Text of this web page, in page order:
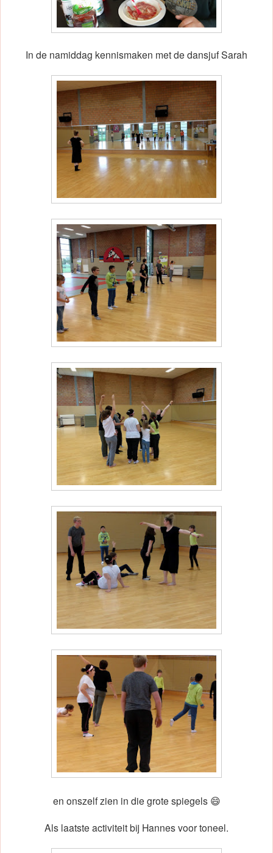
In de namiddag kennismaken met de dansjuf Sarah
en onszelf zien in die grote spiegels 😄
Als laatste activiteit bij Hannes voor toneel.